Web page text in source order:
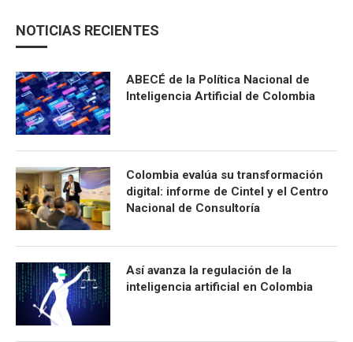
NOTICIAS RECIENTES
ABECÉ de la Política Nacional de
Inteligencia Artificial de Colombia
Colombia evalúa su transformación
digital: informe de Cintel y el Centro
Nacional de Consultoría
Así avanza la regulación de la
inteligencia artificial en Colombia